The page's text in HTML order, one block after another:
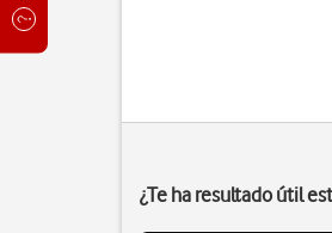
¿Te ha resultado útil